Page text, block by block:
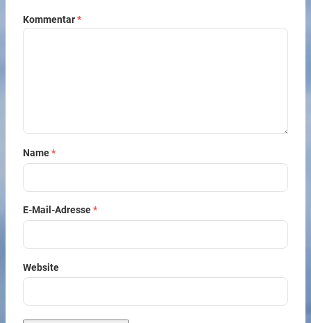
Kommentar*
Name*
E-Mail-Adresse*
Website